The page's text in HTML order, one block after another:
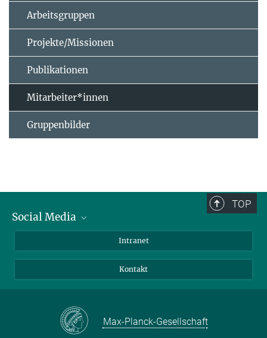
Arbeitsgruppen
Projekte/Missionen
Publikationen
Mitarbeiter*innen
Gruppenbilder
TOP
Social Media
Facebook
Instagram
Mastodon
Intranet
Kontakt
Max-Planck-Gesellschaft